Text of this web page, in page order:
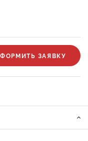
ЗАЯВКУ